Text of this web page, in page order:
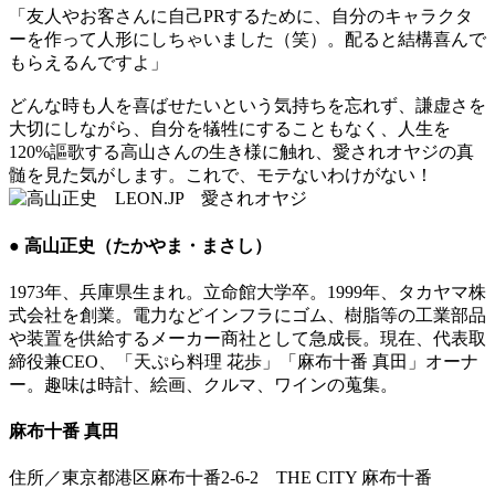
「友人やお客さんに自己PRするために、自分のキャラクタ
ーを作って人形にしちゃいました（笑）。配ると結構喜んで
もらえるんですよ」
どんな時も人を喜ばせたいという気持ちを忘れず、謙虚さを
大切にしながら、自分を犠牲にすることもなく、人生を
120%謳歌する高山さんの生き様に触れ、愛されオヤジの真
髄を見た気がします。これで、モテないわけがない！
● 高山正史（たかやま・まさし）
1973年、兵庫県生まれ。立命館大学卒。1999年、タカヤマ株
式会社を創業。電力などインフラにゴム、樹脂等の工業部品
や装置を供給するメーカー商社として急成長。現在、代表取
締役兼CEO、「天ぷら料理 花歩」「麻布十番 真田」オーナ
ー。趣味は時計、絵画、クルマ、ワインの蒐集。
麻布十番 真田
住所／東京都港区麻布十番2-6-2 THE CITY 麻布十番